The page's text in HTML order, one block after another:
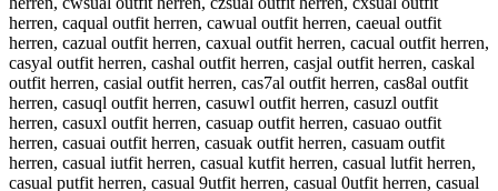
herren, caqual outfit herren, cawual outfit herren, caeual outfit
herren, cazual outfit herren, caxual outfit herren, cacual outfit herren,
casyal outfit herren, cashal outfit herren, casjal outfit herren, caskal
outfit herren, casial outfit herren, cas7al outfit herren, cas8al outfit
herren, casuql outfit herren, casuwl outfit herren, casuzl outfit
herren, casuxl outfit herren, casuap outfit herren, casuao outfit
herren, casuai outfit herren, casuak outfit herren, casuam outfit
herren, casual iutfit herren, casual kutfit herren, casual lutfit herren,
casual putfit herren, casual 9utfit herren, casual 0utfit herren, casual